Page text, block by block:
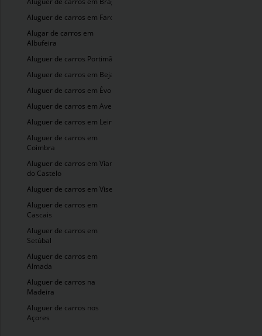
Aluguer de carros em Faro
Alugar de carros em
Albufeira
Aluguer de carros Portimão
Aluguer de carros em Beja
Aluguer de carros em Évora
Aluguer de carros em Aveiro
Aluguer de carros em Leiria
Aluguer de carros em
Coimbra
Aluguer de carros em Viana
do Castelo
Aluguer de carros em Viseu
Aluguer de carros em
Cascais
Aluguer de carros em
Setúbal
Aluguer de carros em
Almada
Aluguer de carros na
Madeira
Aluguer de carros nos
Açores